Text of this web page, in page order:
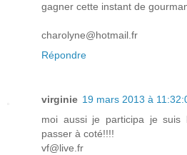
gagner cette instant de
charolyne@hotmail.fr
Répondre
virginie 19 mars 2013 à
moi aussi je participa je suis
passer à coté!!!!
vf@live.fr